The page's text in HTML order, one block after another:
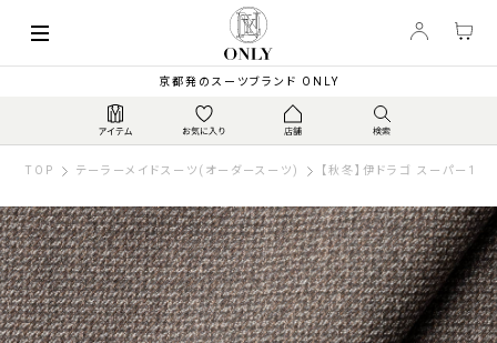
京都発のスーツブランド ONLY
TOP テーラーメイドスーツ(オーダースーツ) 【秋冬】伊ドラゴ スーパー